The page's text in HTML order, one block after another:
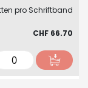
pro Schriftband
CHF 66.70